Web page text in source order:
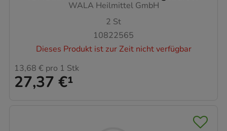
WALA Heilmittel GmbH
2 St
10822565
Dieses Produkt ist zur Zeit nicht verfügbar
27,37 €¹
13,68 € pro 1 Stk